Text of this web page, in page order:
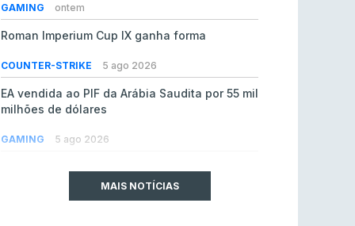
GAMING ontem
Roman Imperium Cup IX ganha forma
COUNTER-STRIKE 5 ago 2026
EA vendida ao PIF da Arábia Saudita por 55 mil
milhões de dólares
GAMING 5 ago 2026
MAIS NOTÍCIAS